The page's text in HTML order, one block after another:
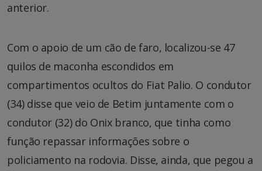
anterior.
Com o apoio de um cão de faro, localizou-se 47
quilos de maconha escondidos em
compartimentos ocultos do Fiat Palio. O condutor
(34) disse que veio de Betim juntamente com o
condutor (32) do Onix branco, que tinha como
função repassar informações sobre o
policiamento na rodovia. Disse, ainda, que pegou a